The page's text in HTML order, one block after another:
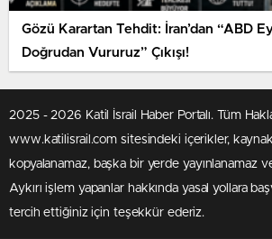
Gözü Karartan Tehdit: İran’dan “ABD
Doğrudan Vururuz” Çıkışı!
2025 - 2026 Katil İsrail Haber Portalı. Tüm
www.katilisrail.com sitesindeki içerikler,
kopyalanamaz, başka bir yerde yayınlanamaz
Aykırı işlem yapanlar hakkında yasal yollara
tercih ettiğiniz için teşekkür ederiz.